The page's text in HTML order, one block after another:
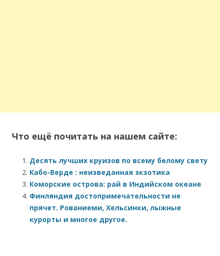
Что ещё почитать на нашем сайте:
Десять лучших круизов по всему белому свету
Кабо-Верде : неизведанная экзотика
Коморские острова: рай в Индийском океане
Финляндия достопримечательности не
прячет. Рованиеми, Хельсинки, лыжные
курорты и многое другое.